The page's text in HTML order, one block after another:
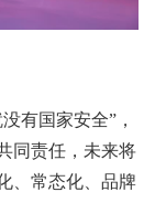
有国家安全”，
同责任，未来将
、常态化、品牌